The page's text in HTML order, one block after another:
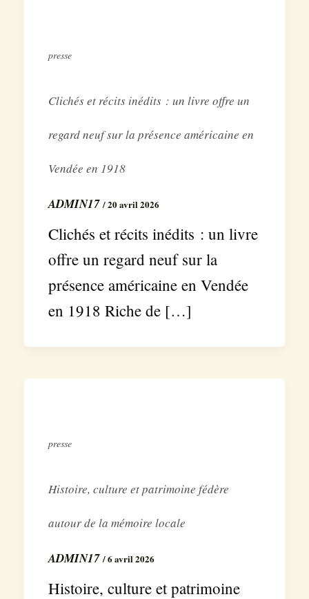
presse
Clichés et récits inédits : un livre offre un
regard neuf sur la présence américaine en
Vendée en 1918
ADMIN17/20 avril 2026
Clichés et récits inédits : un livre
offre un regard neuf sur la
présence américaine en Vendée
en 1918 Riche de […]
presse
Histoire, culture et patrimoine fédère
autour de la mémoire locale
ADMIN17/6 avril 2026
Histoire, culture et patrimoine